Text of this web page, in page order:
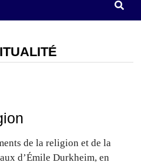
de la religion et de la
d’Émile Durkheim, en